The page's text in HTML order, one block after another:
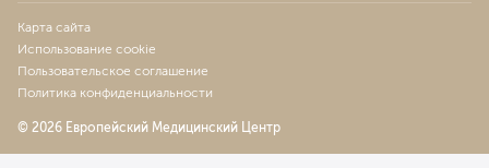
Карта сайта
Использование cookie
Пользовательское соглашение
Политика конфиденциальности
© 2026 Европейский Медицинский Центр